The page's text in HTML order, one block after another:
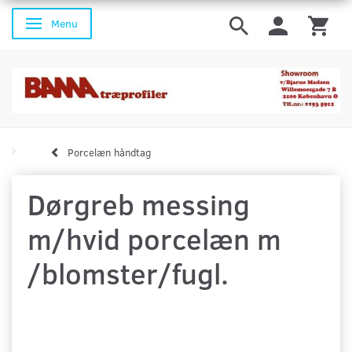
Skifte navigation
Menu
Porcelæn håndtag
Dørgreb messing
m/hvid porcelæn m
/blomster/fugl.